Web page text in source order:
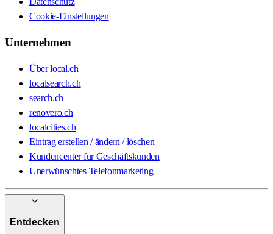
Cookie-Einstellungen
Unternehmen
Über local.ch
localsearch.ch
search.ch
renovero.ch
localcities.ch
Eintrag erstellen / ändern / löschen
Kundencenter für Geschäftskunden
Unerwünschtes Telefonmarketing
Entdecken